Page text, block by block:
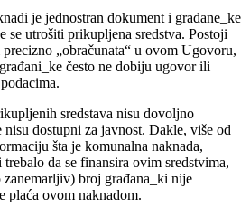
je jednostran dokument i građane_ke
se utrošiti prikupljena sredstva. Postoji
„obračunata“ u ovom Ugovoru,
često ne dobiju ugovor ili
sredstava nisu dovoljno
nisu dostupni za javnost. Dakle, više od
šta je komunalna naknada,
da se finansira ovim sredstvima,
zanemarljiv) broj građana_ki nije
plaća ovom naknadom.